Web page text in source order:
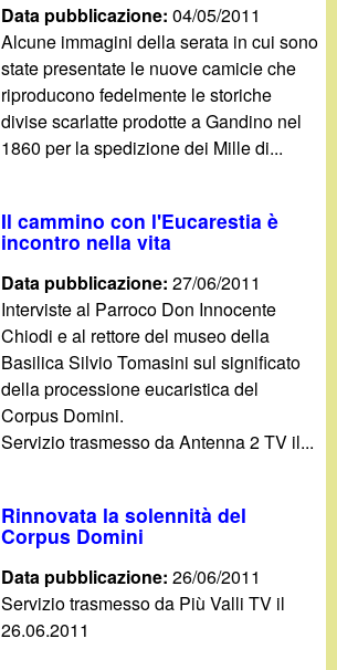
Data pubblicazione:04/05/2011
Alcune immagini della serata in cui sono
state presentate le nuove camicie che
riproducono fedelmente le storiche
divise scarlatte prodotte a Gandino nel
1860 per la spedizione dei Mille di...
Il cammino con l'Eucarestia è
incontro nella vita
Data pubblicazione:27/06/2011
Interviste al Parroco Don Innocente
Chiodi e al rettore del museo della
Basilica Silvio Tomasini sul significato
della processione eucaristica del
Corpus Domini.
Servizio trasmesso da Antenna 2 TV il...
Rinnovata la solennità del
Corpus Domini
Data pubblicazione:26/06/2011
Servizio trasmesso da Più Valli TV il
26.06.2011